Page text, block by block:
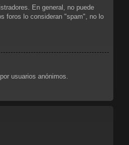
En general, no puede
foros lo consideran "spam", no lo
usuarios anónimos.